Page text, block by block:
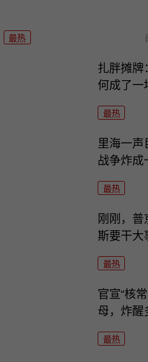
最热
扎胖摊牌
何成了一
最热
里海一声
战争炸成
最热
刚刚，普
斯要干大
最热
官宣“核
母，炸醒
最热